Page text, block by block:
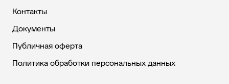
Контакты
Документы
Публичная оферта
Политика обработки персональных данных